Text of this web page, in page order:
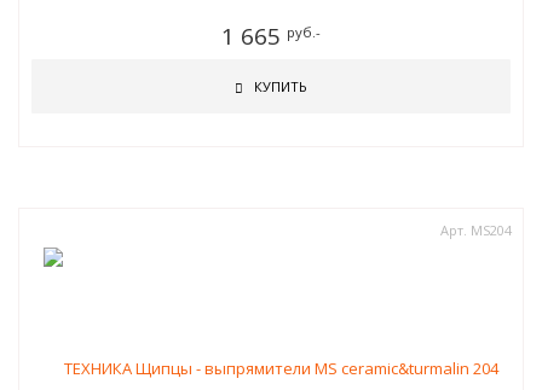
1 665 руб.-
КУПИТЬ
Арт. MS204